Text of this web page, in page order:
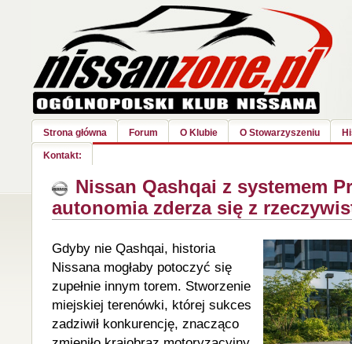
Strona główna Forum O Klubie O Stowarzyszeniu
Kontakt:
Nissan Qashqai z systemem
autonomia zderza się z
Gdyby nie Qashqai, historia
Nissana mogłaby potoczyć się
zupełnie innym torem. Stworzenie
miejskiej terenówki, której sukces
zadziwił konkurencję, znacząco